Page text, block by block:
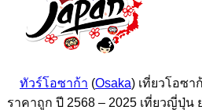
ทัวร์โอซาก้า (Osaka) เที่ยวโอซ
ราคาถูก ปี 2568 – 2025 เที่ยวญี่ปุ่น